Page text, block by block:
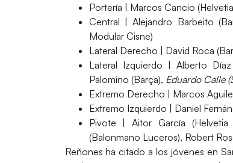
Portería | Marcos Cancio
Central | Alejandro Barbeito
Modular Cisne)
Lateral Derecho | David Roca
Lateral Izquierdo | Alberto Díaz
Palomino (Barça), Eduardo Calle
Extremo Derecho | Marcos
Extremo Izquierdo | Daniel
Pivote | Aitor García (Helvetia
(Balonmano Luceros), Robert
Reñones ha citado a los jóvenes en